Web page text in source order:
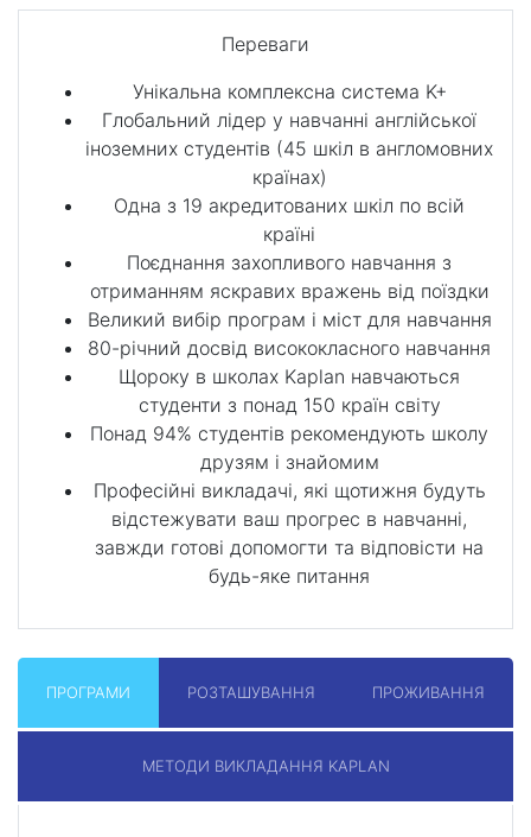
Переваги
Унікальна комплексна система K+
Глобальний лідер у навчанні англійської
іноземних студентів (45 шкіл в англомовних
країнах)
Одна з 19 акредитованих шкіл по всій
країні
Поєднання захопливого навчання з
отриманням яскравих вражень від поїздки
Великий вибір програм і міст для навчання
80-річний досвід висококласного навчання
Щороку в школах Kaplan навчаються
студенти з понад 150 країн світу
Понад 94% студентів рекомендують школу
друзям і знайомим
Професійні викладачі, які щотижня будуть
відстежувати ваш прогрес в навчанні,
завжди готові допомогти та відповісти на
будь-яке питання
ПРОГРАМИ РОЗТАШУВАННЯ ПРОЖИВАННЯ
МЕТОДИ ВИКЛАДАННЯ KAPLAN